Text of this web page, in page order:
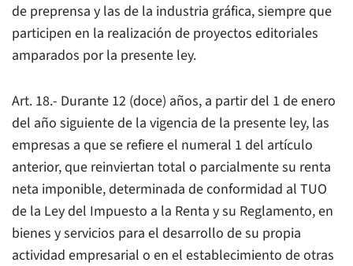
de preprensa y las de la industria gráfica, siempre que
participen en la realización de proyectos editoriales
amparados por la presente ley.
Art. 18.- Durante 12 (doce) años, a partir del 1 de enero
del año siguiente de la vigencia de la presente ley, las
empresas a que se refiere el numeral 1 del artículo
anterior, que reinviertan total o parcialmente su renta
neta imponible, determinada de conformidad al TUO
de la Ley del Impuesto a la Renta y su Reglamento, en
bienes y servicios para el desarrollo de su propia
actividad empresarial o en el establecimiento de otras